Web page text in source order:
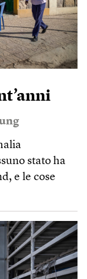
stato ha
e le cose